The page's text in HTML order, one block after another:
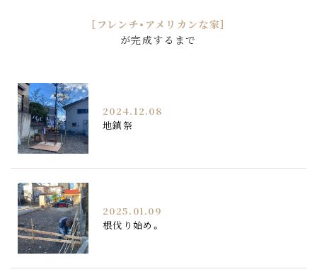
［フレンチ•アメリカンな家］
が完成するまで
2024.12.08
地鎮祭
2025.01.09
根伐り始め。